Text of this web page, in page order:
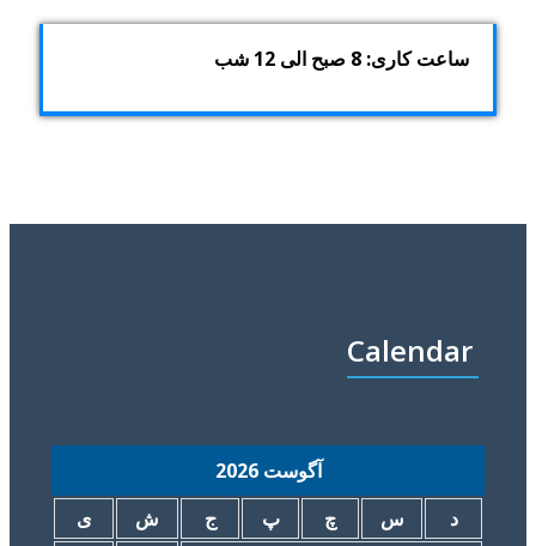
ساعت کاری: 8 صبح الی 12 شب
Calendar
آگوست 2026
د
س چ پ ج ش
ی